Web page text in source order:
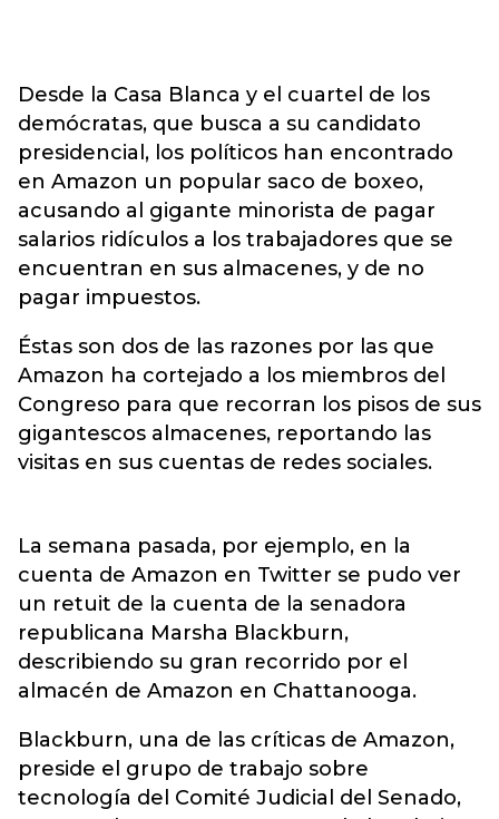
Desde la Casa Blanca y el cuartel de los
demócratas, que busca a su candidato
presidencial, los políticos han encontrado
en Amazon un popular saco de boxeo,
acusando al gigante minorista de pagar
salarios ridículos a los trabajadores que se
encuentran en sus almacenes, y de no
pagar impuestos.
Éstas son dos de las razones por las que
Amazon ha cortejado a los miembros del
Congreso para que recorran los pisos de sus
gigantescos almacenes, reportando las
visitas en sus cuentas de redes sociales.
La semana pasada, por ejemplo, en la
cuenta de Amazon en Twitter se pudo ver
un retuit de la cuenta de la senadora
republicana Marsha Blackburn,
describiendo su gran recorrido por el
almacén de Amazon en Chattanooga.
Blackburn, una de las críticas de Amazon,
preside el grupo de trabajo sobre
tecnología del Comité Judicial del Senado,